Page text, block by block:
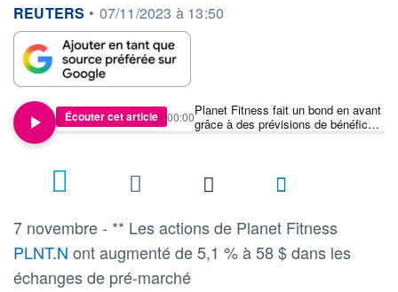
information fournie par
REUTERS • 07/11/2023 à 13:50
Écouter cet article
Planet Fitness fait un bond en avant
grâce à des prévisions de bénéfices
optimistes pour 2023
00:00
7 novembre - ** Les actions de Planet Fitness
PLNT.N ont augmenté de 5,1 % à 58 $ dans les
échanges de pré-marché